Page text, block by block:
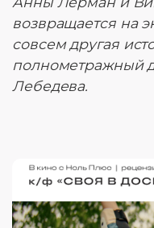
возвращается на
совсем другая
полнометражный
Лебедева.